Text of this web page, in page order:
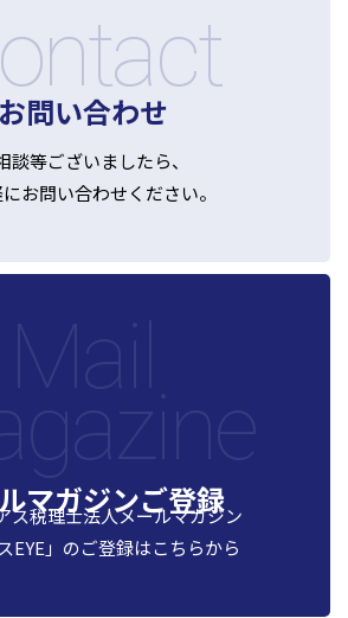
お問い合わせ
談等ございましたら、
お問い合わせください。
マガジンご登録
ス税理士法人メールマガジン
EYE」のご登録はこちらから